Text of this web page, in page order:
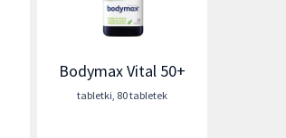
Bodymax Vital 50+
tabletki 80 tabletek